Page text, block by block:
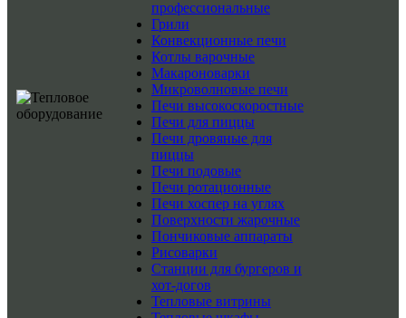
профессиональные
Грили
Конвекционные печи
Котлы варочные
Макароноварки
Микроволновые печи
Печи высокоскоростные
Печи для пиццы
Печи дровяные для
пиццы
Печи подовые
Печи ротационные
Печи хоспер на углях
Поверхности жарочные
Пончиковые аппараты
Рисоварки
Станции для бургеров и
хот-догов
Тепловые витрины